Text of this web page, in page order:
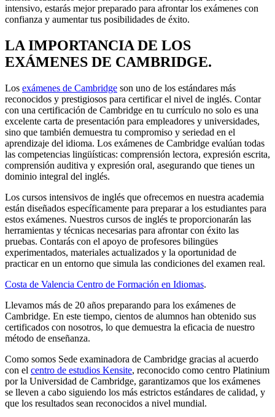
intensivo, estarás mejor preparado para afrontar los exámenes con
confianza y aumentar tus posibilidades de éxito.
LA IMPORTANCIA DE LOS
EXÁMENES DE CAMBRIDGE.
Los exámenes de Cambridge son uno de los estándares más
reconocidos y prestigiosos para certificar el nivel de inglés. Contar
con una certificación de Cambridge en tu currículo no solo es una
excelente carta de presentación para empleadores y universidades,
sino que también demuestra tu compromiso y seriedad en el
aprendizaje del idioma. Los exámenes de Cambridge evalúan todas
las competencias lingüísticas: comprensión lectora, expresión escrita,
comprensión auditiva y expresión oral, asegurando que tienes un
dominio integral del inglés.
Los cursos intensivos de inglés que ofrecemos en nuestra academia
están diseñados específicamente para preparar a los estudiantes para
estos exámenes. Nuestros cursos de inglés te proporcionarán las
herramientas y técnicas necesarias para afrontar con éxito las
pruebas. Contarás con el apoyo de profesores bilingües
experimentados, materiales actualizados y la oportunidad de
practicar en un entorno que simula las condiciones del examen real.
Costa de Valencia Centro de Formación en Idiomas.
Llevamos más de 20 años preparando para los exámenes de
Cambridge. En este tiempo, cientos de alumnos han obtenido sus
certificados con nosotros, lo que demuestra la eficacia de nuestro
método de enseñanza.
Como somos Sede examinadora de Cambridge gracias al acuerdo
con el centro de estudios Kensite, reconocido como centro Platinium
por la Universidad de Cambridge, garantizamos que los exámenes
se lleven a cabo siguiendo los más estrictos estándares de calidad, y
que los resultados sean reconocidos a nivel mundial.